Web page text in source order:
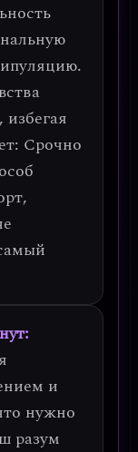
.
: Срочно
и
нужно
разум